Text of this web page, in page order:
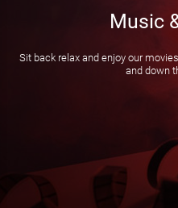
Music
Sit back relax and enjoy our
and down